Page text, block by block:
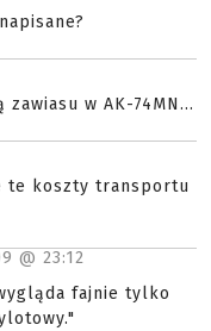
w AK-74MN...
te koszty transportu
@ 23:12
fajnie tylko